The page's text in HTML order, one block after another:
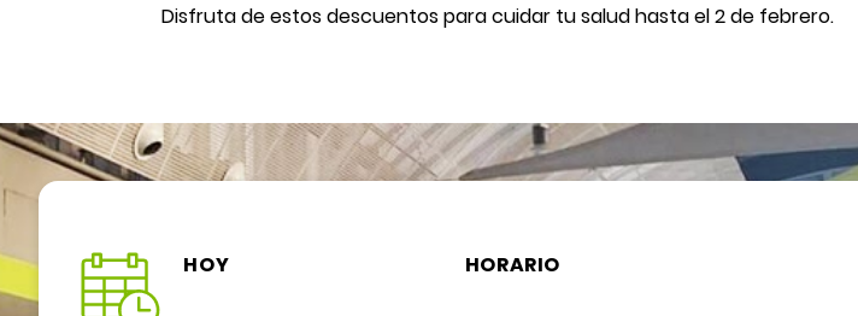
Disfruta de estos descuentos para cuidar tu salud hasta el 2 de febrero.
HOY HORARIO